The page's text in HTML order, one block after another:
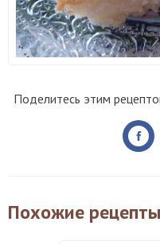
Поделитесь этим
Похожие рецепты